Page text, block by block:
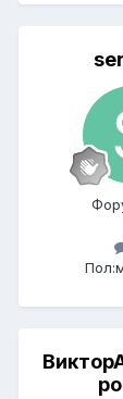
Пол: